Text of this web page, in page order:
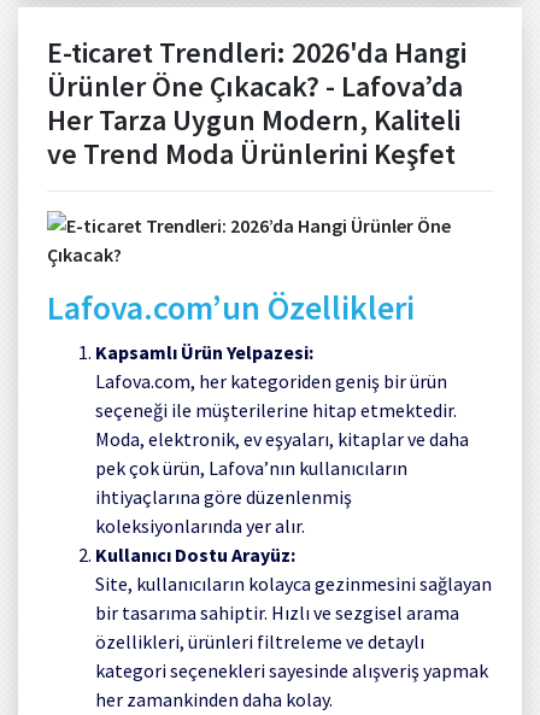
E-ticaret Trendleri: 2026'da Hangi
Ürünler Öne Çıkacak? - Lafova’da
Her Tarza Uygun Modern, Kaliteli
ve Trend Moda Ürünlerini Keşfet
Lafova.com’un Özellikleri
Kapsamlı Ürün Yelpazesi:
Lafova.com, her kategoriden geniş bir ürün
seçeneği ile müşterilerine hitap etmektedir.
Moda, elektronik, ev eşyaları, kitaplar ve daha
pek çok ürün, Lafova’nın kullanıcıların
ihtiyaçlarına göre düzenlenmiş
koleksiyonlarında yer alır.
Kullanıcı Dostu Arayüz:
Site, kullanıcıların kolayca gezinmesini sağlayan
bir tasarıma sahiptir. Hızlı ve sezgisel arama
özellikleri, ürünleri filtreleme ve detaylı
kategori seçenekleri sayesinde alışveriş yapmak
her zamankinden daha kolay.